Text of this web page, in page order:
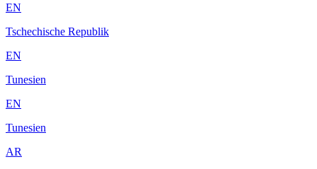
EN
Tschechische Republik
EN
Tunesien
EN
Tunesien
AR